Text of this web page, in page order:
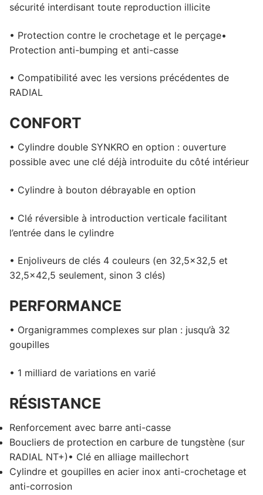
sécurité interdisant toute reproduction illicite
• Protection contre le crochetage et le perçage•
Protection anti-bumping et anti-casse
• Compatibilité avec les versions précédentes de
RADIAL
CONFORT
• Cylindre double SYNKRO en option : ouverture
possible avec une clé déjà introduite du côté intérieur
• Cylindre à bouton débrayable en option
• Clé réversible à introduction verticale facilitant
l’entrée dans le cylindre
• Enjoliveurs de clés 4 couleurs (en 32,5×32,5 et
32,5×42,5 seulement, sinon 3 clés)
PERFORMANCE
• Organigrammes complexes sur plan : jusqu’à 32
goupilles
• 1 milliard de variations en varié
RÉSISTANCE
Renforcement avec barre anti-casse
Boucliers de protection en carbure de tungstène (sur
RADIAL NT+)• Clé en alliage maillechort
Cylindre et goupilles en acier inox anti-crochetage et
anti-corrosion